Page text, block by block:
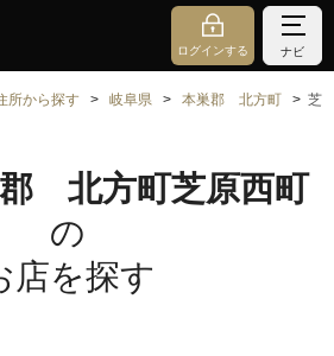
ログインする ナビ
所から探す 岐阜県 本巣郡 北方町
芝
北方町芝原西町
の
店を探す